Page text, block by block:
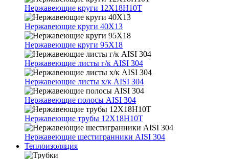
Нержавеющие круги 12Х18Н10Т
Нержавеющие круги 40Х13
Нержавеющие круги 95Х18
Нержавеющие листы г/к AISI 304
Нержавеющие листы х/к AISI 304
Нержавеющие полосы AISI 304
Нержавеющие трубы 12Х18Н10Т
Нержавеющие шестигранники AISI 304
Теплоизоляция